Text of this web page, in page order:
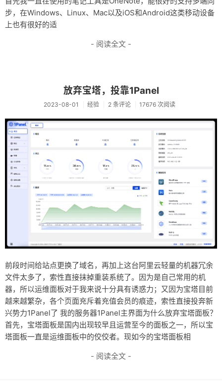
步，在Windows、Linux、Mac以及iOS和Android这类移动设备
上也有很好的适
- 阅读全文 -
放弃宝塔，投靠1Panel
2023-08-01 经验 2 条评论 17676 次阅读
前段时间给站点更换了域名，再加上这台阿里云轻量的机器冗余
文件太多了，索性直接抹掉重装系统了。因为是自己常用的机
器，所以运维面板对于我来说十分具有诱惑力；又因为宝塔目前
越来越繁杂，各个页面充斥着充值会员的痕迹，索性直接投奔新
兴势力1Panel了 我的服务器1Panel主界面为什么放弃宝塔面板？
首先，宝塔面板是国内出现较早且运营至今的面板之一，所以宝
塔面板一直是运维面板中的佼佼者。现如今的宝塔面板相
- 阅读全文 -